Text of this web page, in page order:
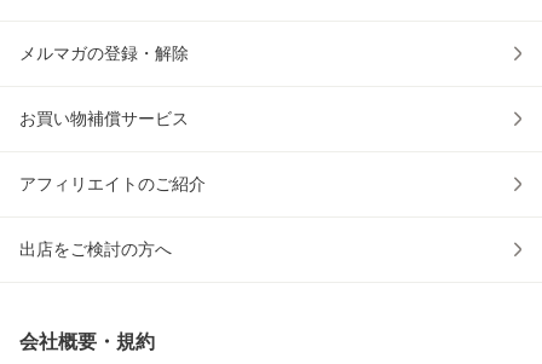
メルマガの登録・解除
お買い物補償サービス
アフィリエイトのご紹介
出店をご検討の方へ
会社概要・規約